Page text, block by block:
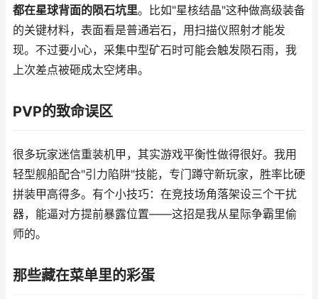
都在星球背面的陨石坑里。比如"星核结晶"这种做高级装备
的关键材料，表面看是普通岩石，用扫描仪照射才能发
现。不过要小心，采集中型矿石时可能会触发陨石雨，我
上次差点被砸成太空烤串。
PVP的致命误区
很多玩家迷信重装机甲，其实游戏平衡性做得很好。我用
轻型舰船配合"引力陷阱"技能，专门蹲守新玩家，胜率比硬
拼装甲高得多。有个小技巧：在竞技场角落架设三个干扰
器，能逼对方提前暴露位置——这招是我从星际争霸里偷
师的。
那些藏在菜单里的彩蛋